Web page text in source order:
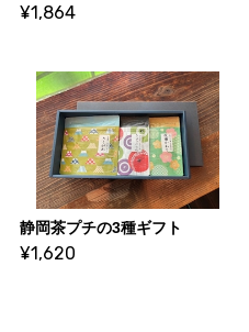
¥1,864
静岡茶プチの3種ギフト
¥1,620